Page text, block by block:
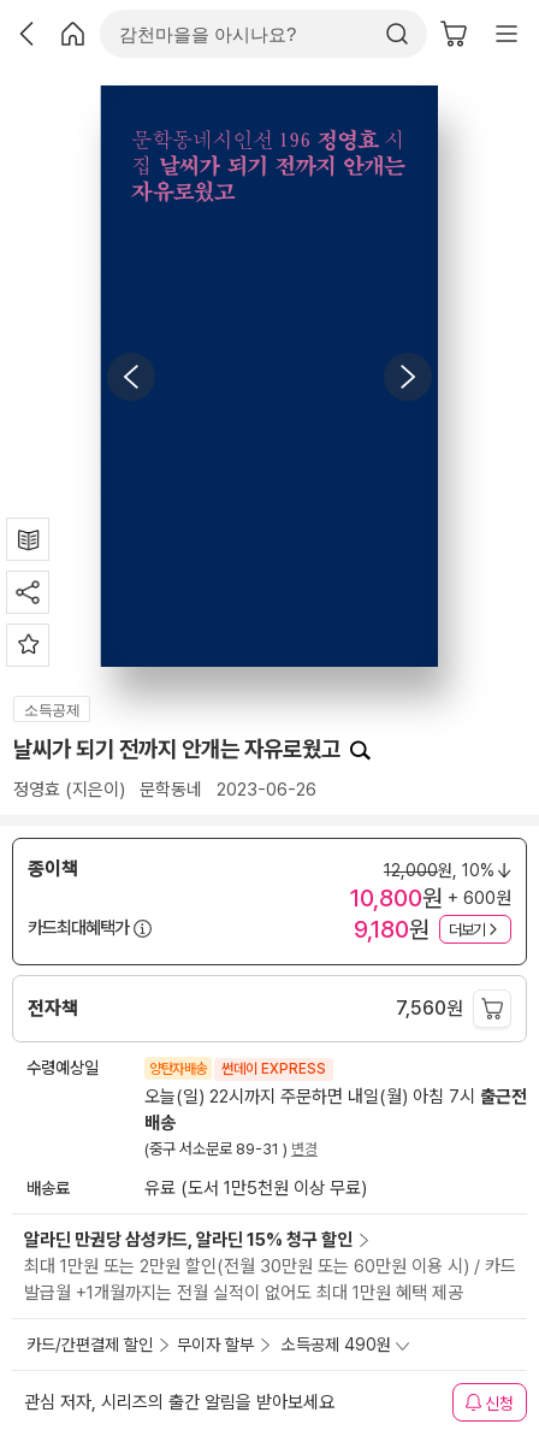
소득공제
날씨가 되기 전까지 안개는 자유로웠고
정영효 (지은이) 문학동네 2023-06-26
종이책 12,000원, 10%
10,800원 + 600원
카드최대혜택가
9,180원 더보기
전자책 7,560원
수령예상일 양탄자배송 썬데이 EXPRESS
오늘(일) 22시까지 주문하면 내일(월) 아침 7시 출근전
배송
(중구 서소문로 89-31 ) 변경
배송료 유료 (도서 1만5천원 이상 무료)
알라딘 만권당 삼성카드, 알라딘 15% 청구 할인
최대 1만원 또는 2만원 할인(전월 30만원 또는 60만원 이용 시) / 카드
발급월 +1개월까지는 전월 실적이 없어도 최대 1만원 혜택 제공
카드/간편결제 할인 무이자 할부 소득공제 490원
관심 저자, 시리즈의 출간 알림을 받아보세요 신청